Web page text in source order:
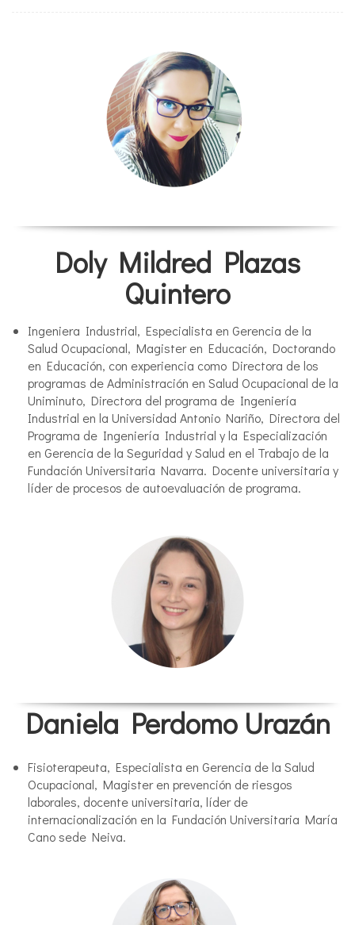
Doly Mildred Plazas
Quintero
Ingeniera Industrial, Especialista en Gerencia de la
Salud Ocupacional, Magister en Educación, Doctorando
en Educación, con experiencia como Directora de los
programas de Administración en Salud Ocupacional de la
Uniminuto, Directora del programa de Ingeniería
Industrial en la Universidad Antonio Nariño, Directora del
Programa de Ingeniería Industrial y la Especialización
en Gerencia de la Seguridad y Salud en el Trabajo de la
Fundación Universitaria Navarra. Docente universitaria y
líder de procesos de autoevaluación de programa.
Daniela Perdomo Urazán
Fisioterapeuta, Especialista en Gerencia de la Salud
Ocupacional, Magister en prevención de riesgos
laborales, docente universitaria, líder de
internacionalización en la Fundación Universitaria María
Cano sede Neiva.